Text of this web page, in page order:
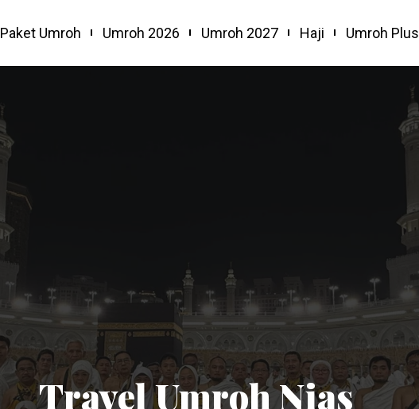
Paket Umroh Umroh 2026 Umroh 2027 Haji Umroh Plus
Travel Umroh Nias